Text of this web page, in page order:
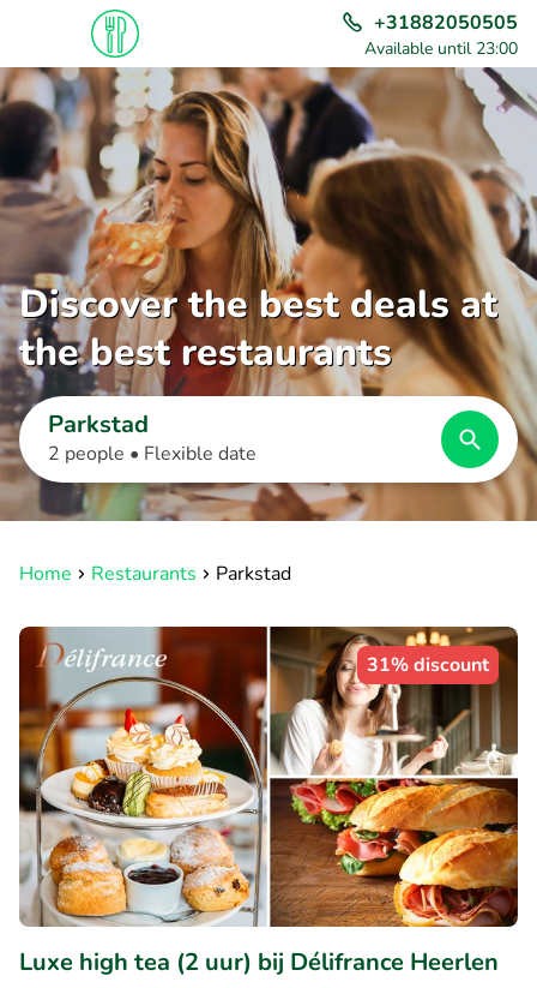
+31882050505
Available until 23:00
Discover the best deals at
the best restaurants
Parkstad
2 people • Flexible date
Home Restaurants Parkstad
31% discount
Luxe high tea (2 uur) bij Délifrance Heerlen